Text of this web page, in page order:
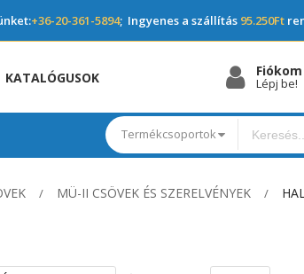
+36-20-361-5894; Ingyenes a szállítás 95.250Ft
KATALÓGUSOK Fiókom
Lépj be!
Termékcsoportok
MÜ-II CSÖVEK ÉS SZERELVÉNYEK